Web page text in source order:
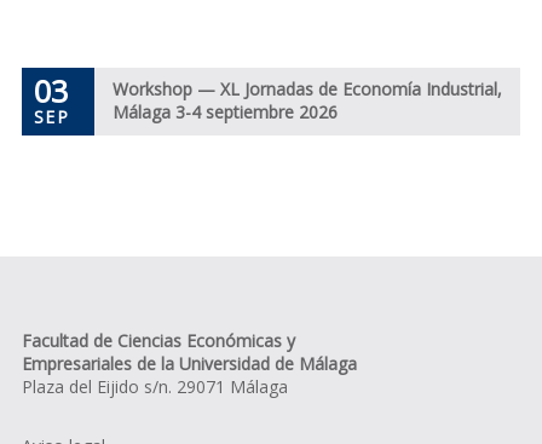
03
SEP
Workshop — XL Jornadas de Economía Industrial,
Málaga 3-4 septiembre 2026
Facultad de Ciencias Económicas y
Empresariales de la Universidad de Málaga
Plaza del Eijido s/n. 29071 Málaga